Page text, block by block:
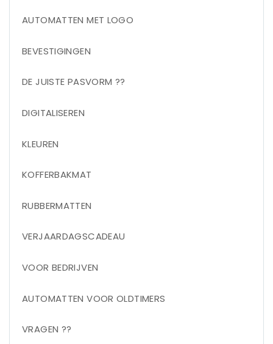
AUTOMATTEN MET LOGO
BEVESTIGINGEN
DE JUISTE PASVORM ??
DIGITALISEREN
KLEUREN
KOFFERBAKMAT
RUBBERMATTEN
VERJAARDAGSCADEAU
VOOR BEDRIJVEN
AUTOMATTEN VOOR OLDTIMERS
VRAGEN ??